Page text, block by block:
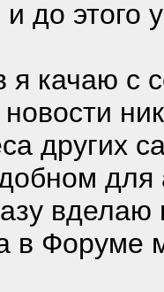
и до
я качаю с
других
вделаю
Форуме